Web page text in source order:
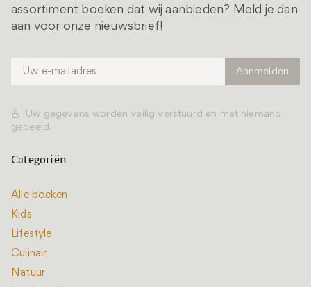
assortiment boeken dat wij aanbieden? Meld je dan
aan voor onze nieuwsbrief!
Uw gegevens worden veilig verstuurd en met niemand
gedeeld.
Categoriën
Alle boeken
Kids
Lifestyle
Culinair
Natuur